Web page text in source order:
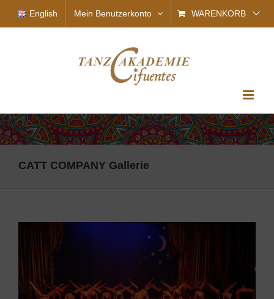
Inhalt
English Mein Benutzerkonto WARENKORB
CATT COMPANY Gallerie